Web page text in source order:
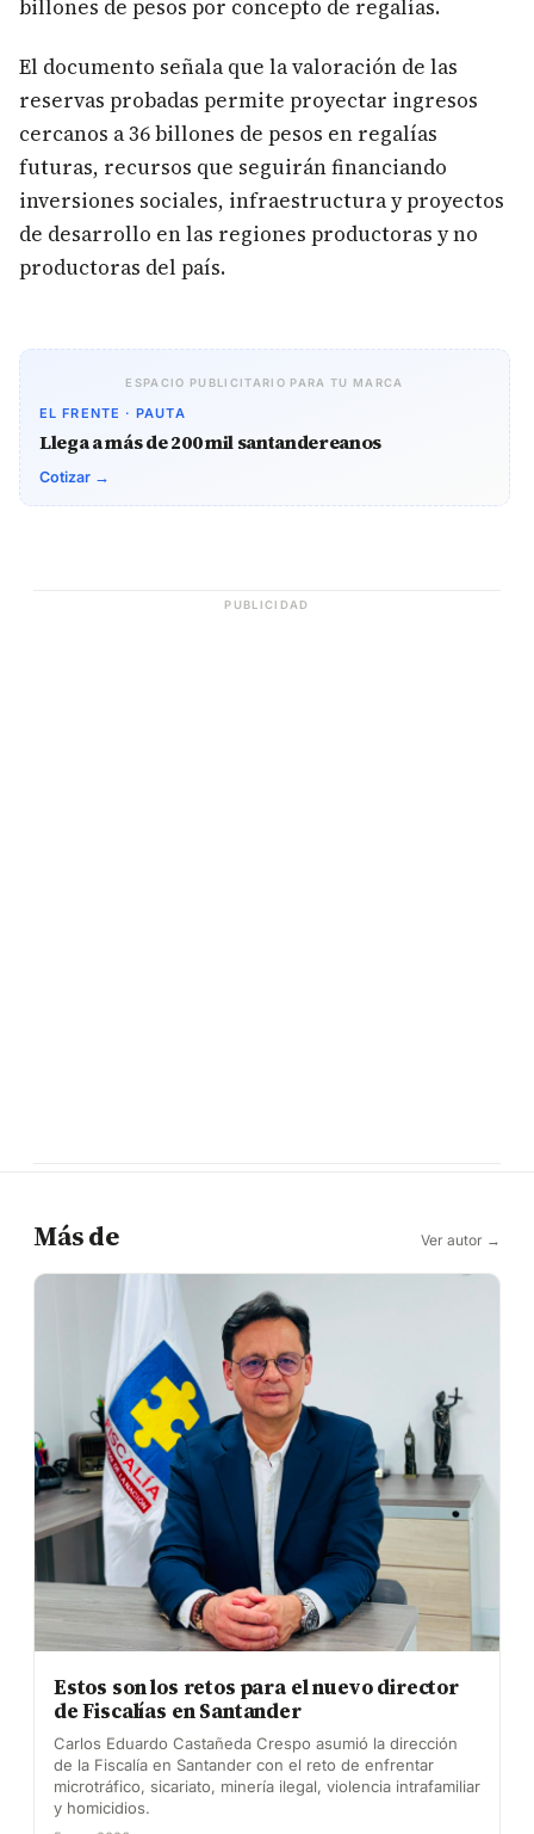
billones de pesos por concepto de regalías.
El documento señala que la valoración de las
reservas probadas permite proyectar ingresos
cercanos a 36 billones de pesos en regalías
futuras, recursos que seguirán financiando
inversiones sociales, infraestructura y proyectos
de desarrollo en las regiones productoras y no
productoras del país.
ESPACIO PUBLICITARIO PARA TU MARCA
EL FRENTE · PAUTA
Llega a más de 200 mil santandereanos
Cotizar →
PUBLICIDAD
Más de Ver autor →
Estos son los retos para el nuevo director
de Fiscalías en Santander
Carlos Eduardo Castañeda Crespo asumió la dirección
de la Fiscalía en Santander con el reto de enfrentar
microtráfico, sicariato, minería ilegal, violencia intrafamiliar
y homicidios.